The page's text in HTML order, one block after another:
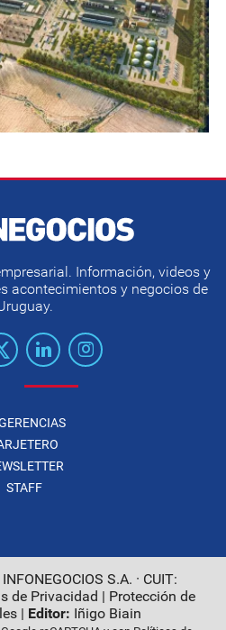
Información, videos y
acontecimientos y negocios de
STAFF
INFONEGOCIOS S.A. · CUIT:
de Privacidad | Protección de
| Editor: Iñigo Biain